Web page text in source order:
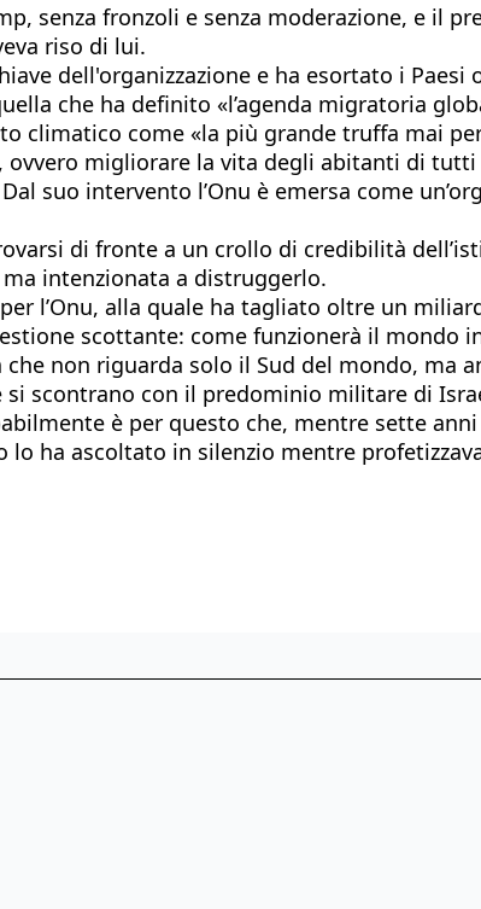
senza fronzoli e senza moderazione, e il
riso di lui.
dell'organizzazione e ha esortato i Paesi
che ha definito «l’agenda migratoria
climatico come «la più grande truffa mai
migliorare la vita degli abitanti di
suo intervento l’Onu è emersa come
di fronte a un crollo di credibilità
intenzionata a distruggerlo.
l’Onu, alla quale ha tagliato oltre un
scottante: come funzionerà il mondo
non riguarda solo il Sud del mondo, ma
scontrano con il predominio militare di
è per questo che, mentre sette anni
ha ascoltato in silenzio mentre